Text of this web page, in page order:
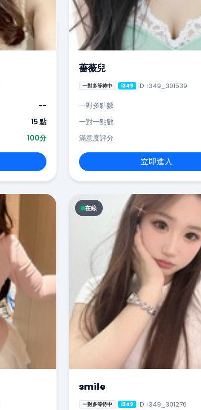
--
15 點
100分
薔薇兒
一對多等待中 i349 ID: i349_301539
一對多點數
一對一點數
滿意度評分
立即進入
在線
smile
一對多等待中 i349 ID: i349_301276